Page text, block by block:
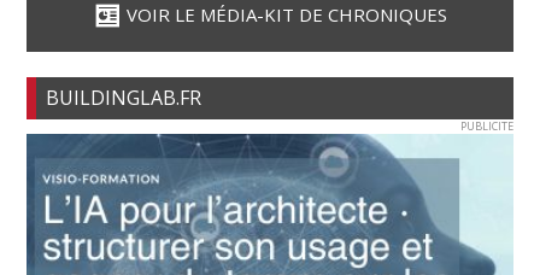
VOIR LE MÉDIA-KIT DE CHRONIQUES
BUILDINGLAB.FR
PUBLICITE